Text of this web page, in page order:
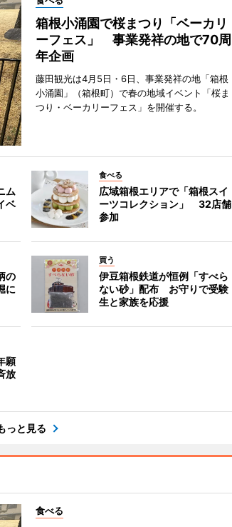
箱根小涌園で桜まつり「ベーカリ
ーフェス」 事業発祥の地で70周
年企画
藤田観光は4月5日・6日、事業発祥の地「箱根
小涌園」（箱根町）で春の地域イベント「桜ま
つり・ベーカリーフェス」を開催する。
ム
ベ
食べる
広域箱根エリアで「箱根スイ
ーツコレクション」 32店舗
参加
の
に
買う
伊豆箱根鉄道が恒例「すべら
ない砂」配布 お守りで受験
生と家族を応援
願
放
っと見る
食べる